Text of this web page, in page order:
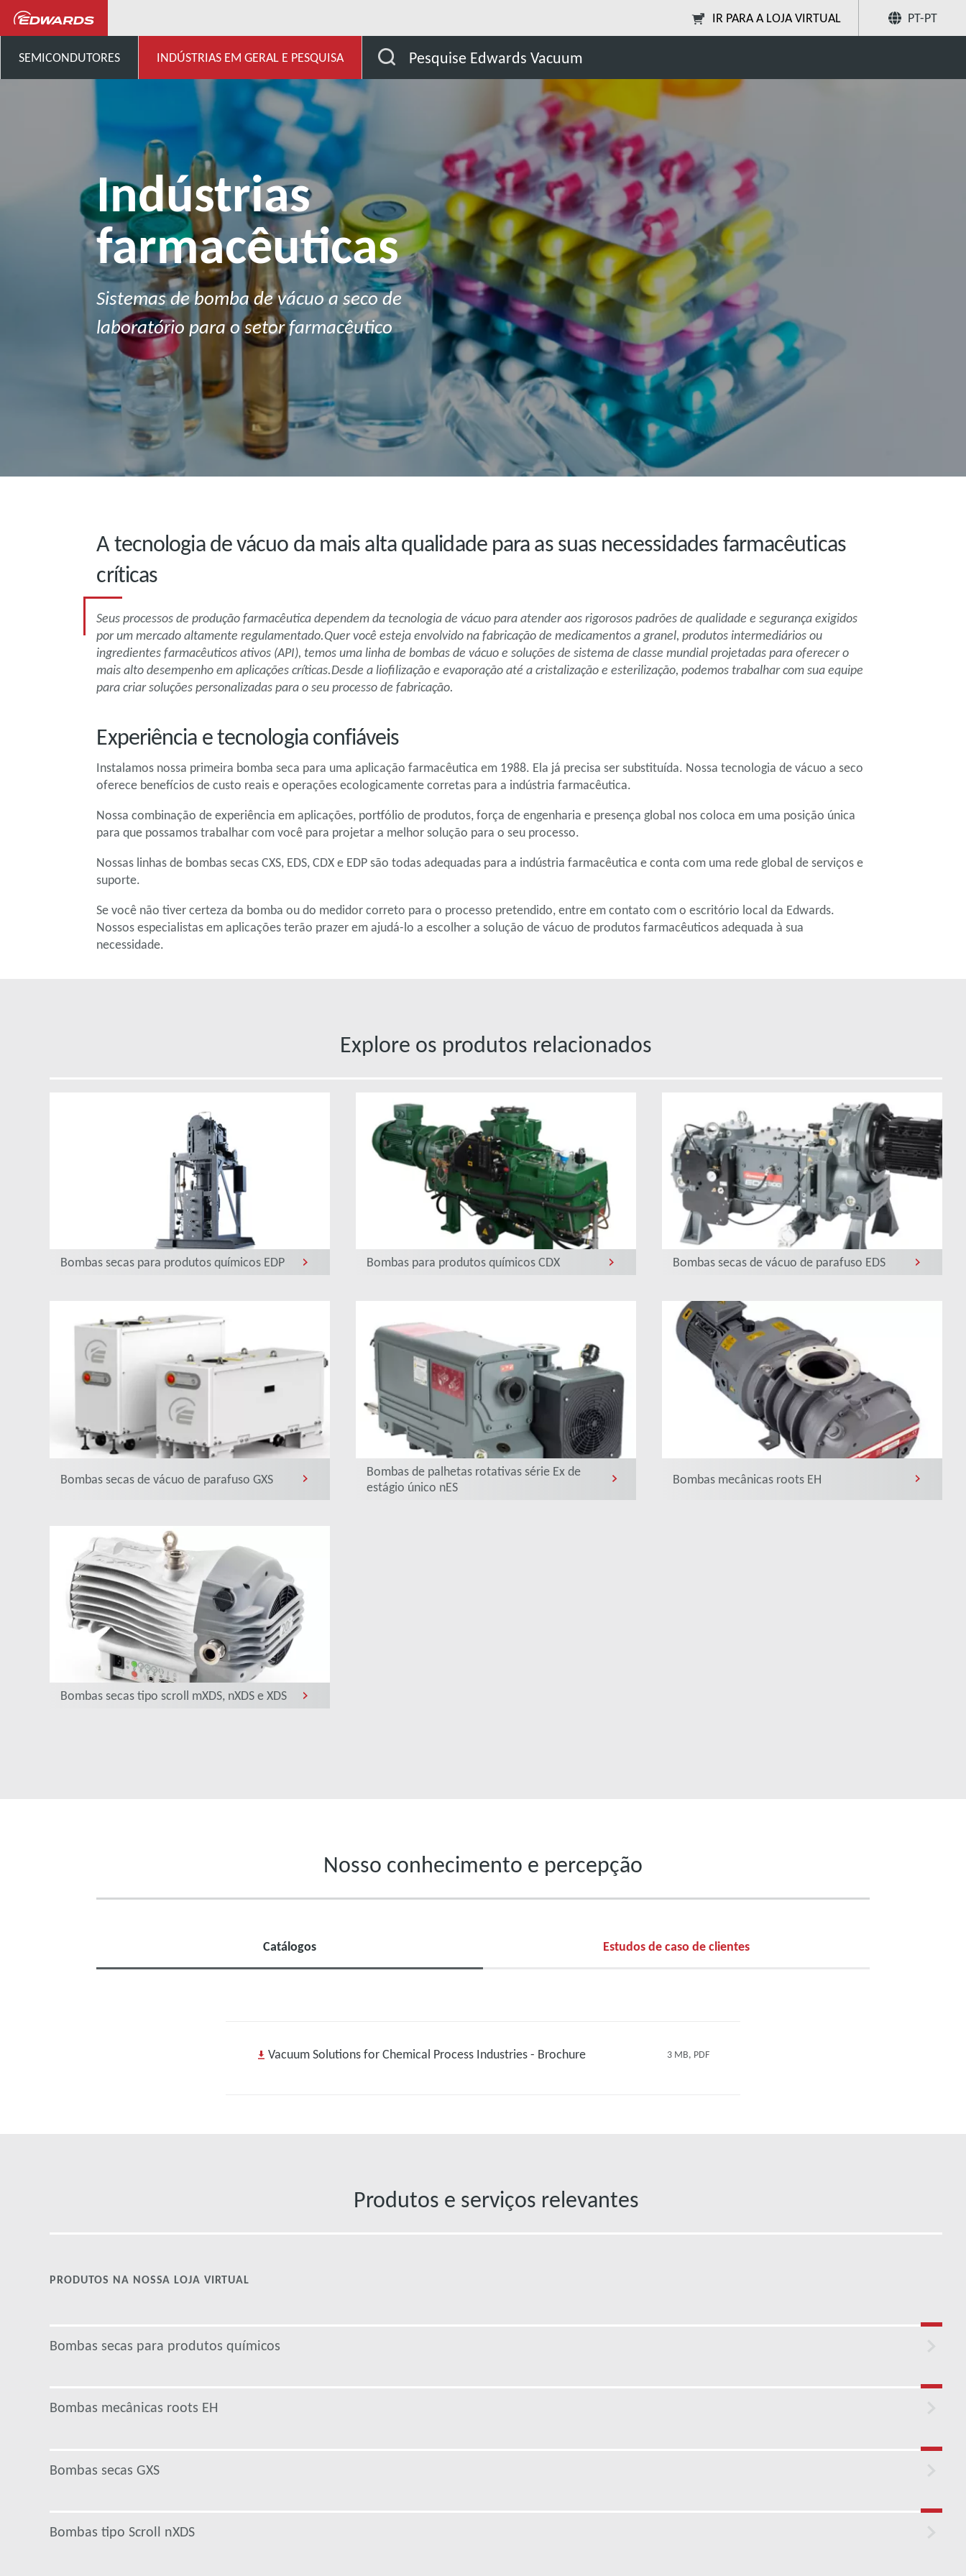
IR PARA A LOJA VIRTUAL PT-PT
SEMICONDUTORES INDÚSTRIAS EM GERAL E PESQUISA Pesquise Edwards Vacuum
Partilhar
Indústrias
farmacêuticas
Sistemas de bomba de vácuo a seco de
laboratório para o setor farmacêutico
A tecnologia de vácuo da mais alta qualidade para as suas necessidades farmacêuticas
críticas
Seus processos de produção farmacêutica dependem da tecnologia de vácuo para atender aos rigorosos padrões de qualidade e segurança exigidos
por um mercado altamente regulamentado.Quer você esteja envolvido na fabricação de medicamentos a granel, produtos intermediários ou
ingredientes farmacêuticos ativos (API), temos uma linha de bombas de vácuo e soluções de sistema de classe mundial projetadas para oferecer o
mais alto desempenho em aplicações críticas.Desde a liofilização e evaporação até a cristalização e esterilização, podemos trabalhar com sua equipe
para criar soluções personalizadas para o seu processo de fabricação.
Experiência e tecnologia confiáveis
Instalamos nossa primeira bomba seca para uma aplicação farmacêutica em 1988. Ela já precisa ser substituída. Nossa tecnologia de vácuo a seco
oferece benefícios de custo reais e operações ecologicamente corretas para a indústria farmacêutica.
Nossa combinação de experiência em aplicações, portfólio de produtos, força de engenharia e presença global nos coloca em uma posição única
para que possamos trabalhar com você para projetar a melhor solução para o seu processo.
Nossas linhas de bombas secas CXS, EDS, CDX e EDP são todas adequadas para a indústria farmacêutica e conta com uma rede global de serviços e
suporte.
Se você não tiver certeza da bomba ou do medidor correto para o processo pretendido, entre em contato com o escritório local da Edwards.
Nossos especialistas em aplicações terão prazer em ajudá-lo a escolher a solução de vácuo de produtos farmacêuticos adequada à sua
necessidade.
Explore os produtos relacionados
Bombas secas para produtos químicos EDP Bombas para produtos químicos CDX Bombas secas de vácuo de parafuso EDS
Bombas secas de vácuo de parafuso GXS
Bombas de palhetas rotativas série Ex de
estágio único nES
Bombas mecânicas roots EH
Bombas secas tipo scroll mXDS, nXDS e XDS
Nosso conhecimento e percepção
Catálogos
Vacuum Solutions for Chemical Process Industries - Brochure 3 MB, PDF
Estudos de caso de clientes
Produtos e serviços relevantes
PRODUTOS NA NOSSA LOJA VIRTUAL
Bombas secas para produtos químicos
Bombas mecânicas roots EH
Bombas secas GXS
Bombas tipo Scroll nXDS